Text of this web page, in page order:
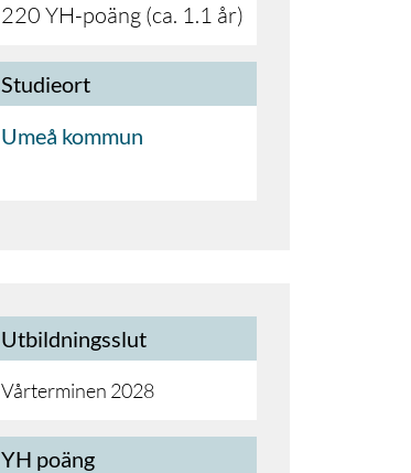
220 YH-poäng (ca. 1.1 år)
Studieort
Umeå kommun
Utbildningsslut
Vårterminen 2028
YH poäng